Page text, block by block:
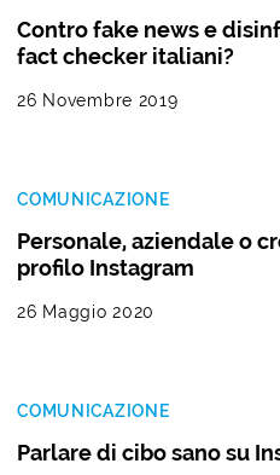
Contro fake news e
fact checker italiani?
26 Novembre 2019
COMUNICAZIONE
Personale, aziendale o
profilo Instagram
26 Maggio 2020
COMUNICAZIONE
Parlare di cibo sano su